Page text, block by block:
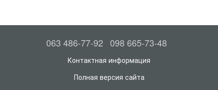
063 486-77-92 098 665-73-48
Контактная информация
Полная версия сайта